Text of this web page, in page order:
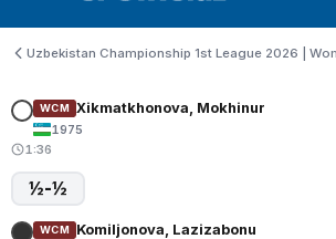
Uzbekistan Championship 1st League 2026 |
WCM Xikmatkhonova, Mokhinur
1975
1:36
½-½
WCM Komiljonova, Lazizabonu